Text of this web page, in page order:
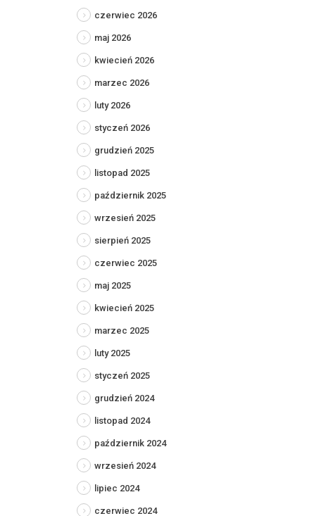
czerwiec 2026
maj 2026
kwiecień 2026
marzec 2026
luty 2026
styczeń 2026
grudzień 2025
listopad 2025
październik 2025
wrzesień 2025
sierpień 2025
czerwiec 2025
maj 2025
kwiecień 2025
marzec 2025
luty 2025
styczeń 2025
grudzień 2024
listopad 2024
październik 2024
wrzesień 2024
lipiec 2024
czerwiec 2024